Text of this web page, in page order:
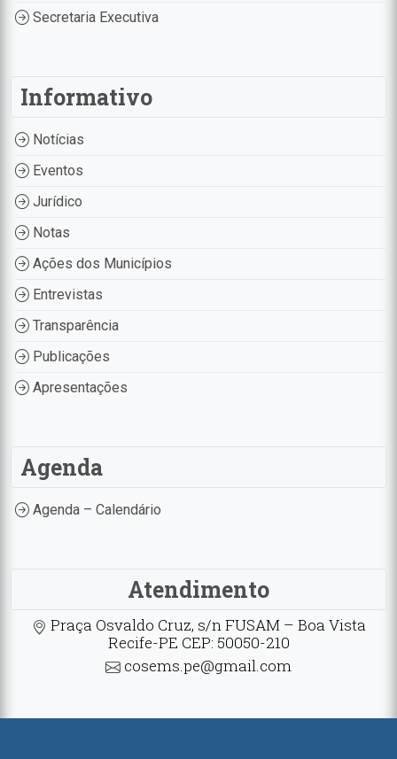
Secretaria Executiva
Informativo
Notícias
Eventos
Jurídico
Notas
Ações dos Municípios
Entrevistas
Transparência
Publicações
Apresentações
Agenda
Agenda – Calendário
Atendimento
Praça Osvaldo Cruz, s/n FUSAM – Boa Vista
Recife-PE CEP: 50050-210
cosems.pe@gmail.com